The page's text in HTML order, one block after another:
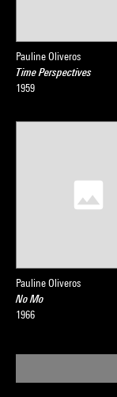
Pauline Oliveros
Time Perspectives
1959
Pauline Oliveros
No Mo
1966